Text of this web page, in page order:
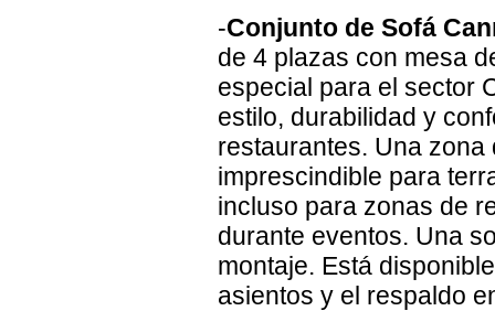
-Conjunto de Sofá
de 4 plazas con mesa
especial para el sector
estilo, durabilidad y
restaurantes. Una
imprescindible para
incluso para zonas de
durante eventos. Una
montaje. Está
asientos y el respaldo